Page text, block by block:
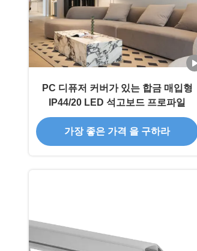
PC 디퓨저 커버가 있는 합금 매입형
IP44/20 LED 석고보드 프로파일
가장 좋은 가격 을 구하라